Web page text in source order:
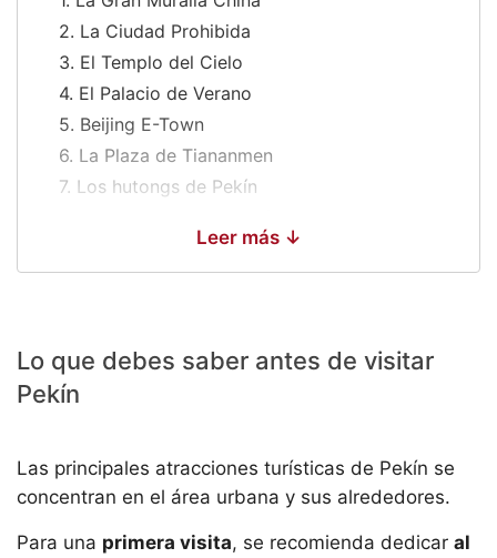
2. La Ciudad Prohibida
3. El Templo del Cielo
4. El Palacio de Verano
5. Beijing E-Town
6. La Plaza de Tiananmen
7. Los hutongs de Pekín
9. Mercados locales de Pekín
10. Gastronomía típica de Pekín
Itinerarios de 3, 5 y 7 días
Dónde alojarse en Pekín
Leer más ↓
Lo que debes saber antes de visitar
Pekín
Las principales atracciones turísticas de Pekín se
concentran en el área urbana y sus alrededores.
Para una primera visita, se recomienda dedicar al